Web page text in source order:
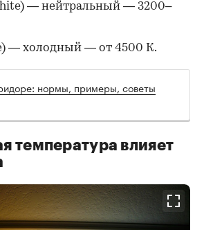
— нейтральный — 3200–
— холодный — от 4500 К.
нормы, примеры, советы
температура влияет